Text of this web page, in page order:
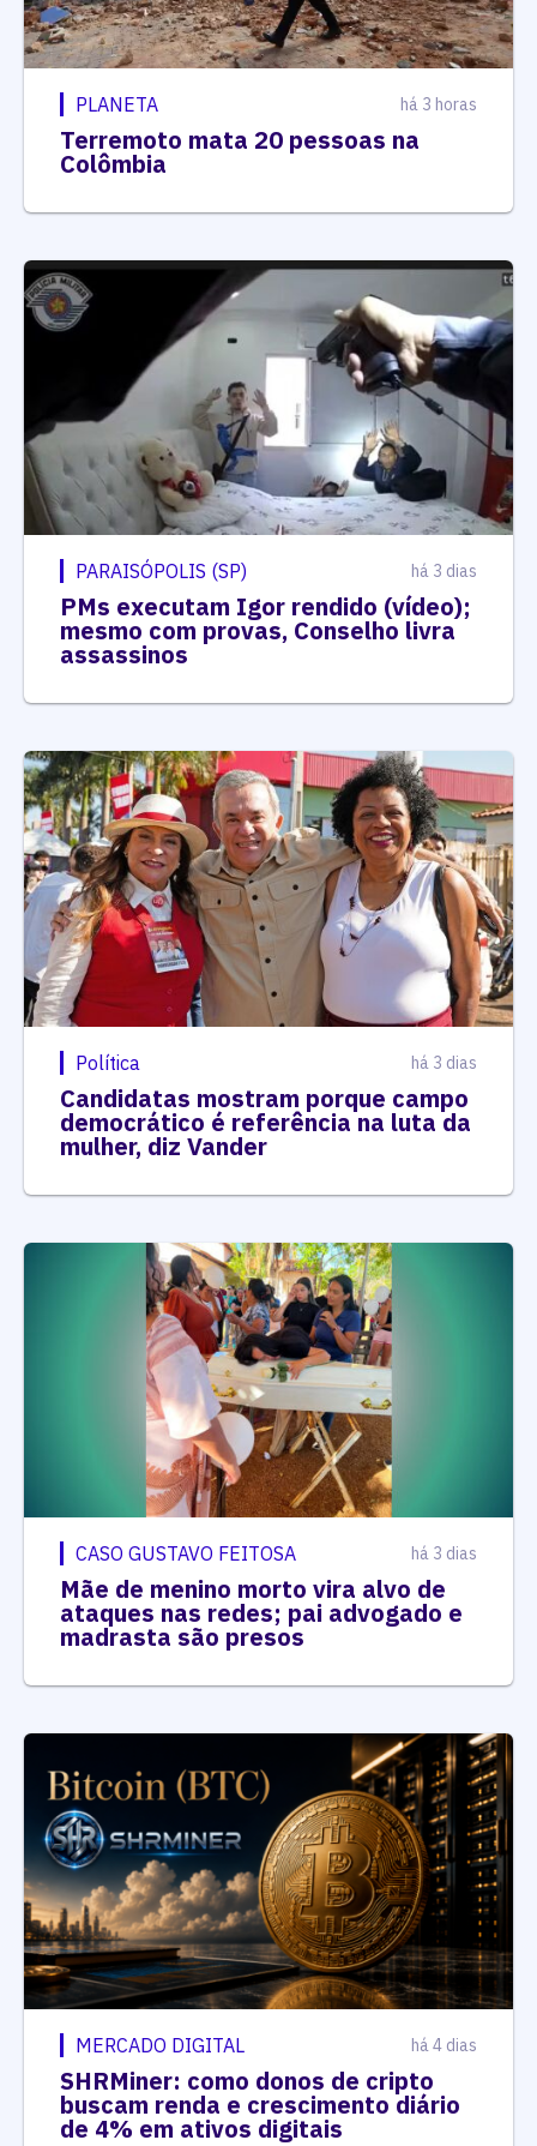
PLANETA há 3 horas
Terremoto mata 20 pessoas na
Colômbia
PARAISÓPOLIS (SP) há 3 dias
PMs executam Igor rendido (vídeo);
mesmo com provas, Conselho livra
assassinos
Política há 3 dias
Candidatas mostram porque campo
democrático é referência na luta da
mulher, diz Vander
CASO GUSTAVO FEITOSA há 3 dias
Mãe de menino morto vira alvo de
ataques nas redes; pai advogado e
madrasta são presos
MERCADO DIGITAL há 4 dias
SHRMiner: como donos de cripto
buscam renda e crescimento diário
de 4% em ativos digitais